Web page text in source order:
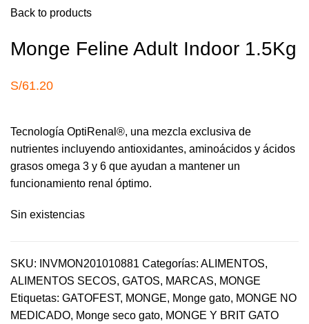
Back to products
Monge Feline Adult Indoor 1.5Kg
S/61.20
Tecnología OptiRenal®, una mezcla exclusiva de
nutrientes incluyendo antioxidantes, aminoácidos y ácidos
grasos omega 3 y 6 que ayudan a mantener un
funcionamiento renal óptimo.
Sin existencias
SKU: INVMON201010881 Categorías: ALIMENTOS,
ALIMENTOS SECOS, GATOS, MARCAS, MONGE
Etiquetas: GATOFEST, MONGE, Monge gato, MONGE NO
MEDICADO, Monge seco gato, MONGE Y BRIT GATO